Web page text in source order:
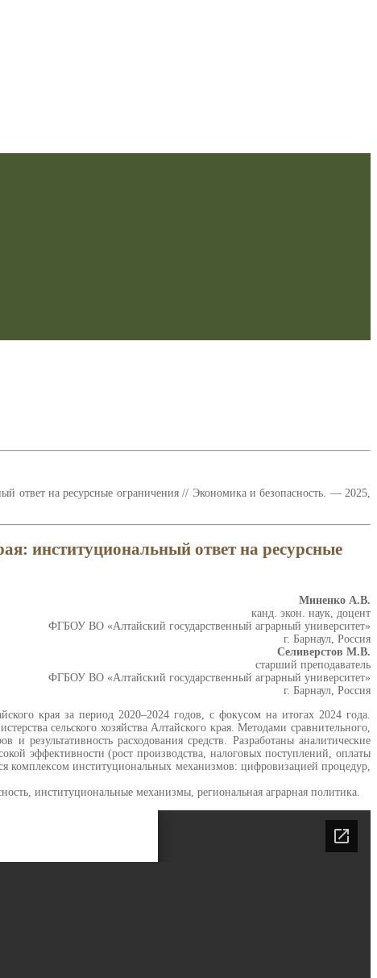
ответ на ресурсные ограничения // Экономика и безопасность. — 2025,
институциональный ответ на ресурсные
Миненко А.В.
канд. экон. наук, доцент
ФГБОУ ВО «Алтайский государственный аграрный университет»
г. Барнаул, Россия
Селиверстов М.В.
старший преподаватель
ФГБОУ ВО «Алтайский государственный аграрный университет»
г. Барнаул, Россия
края за период 2020–2024 годов, с фокусом на итогах 2024 года.
сельского хозяйства Алтайского края. Методами сравнительного,
расходования средств. Разработаны аналитические
эффективности (рост производства, налоговых поступлений, оплаты
комплексом институциональных механизмов: цифровизацией процедур,
институциональные механизмы, региональная аграрная политика.